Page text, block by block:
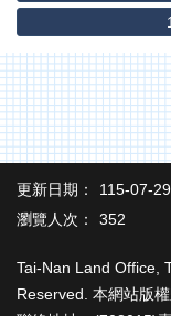
地
籍
圖
未
辦
繼
承
實
價
錄
更新日期：
115-07-29
瀏覽人次：
352
Tai-Nan Land
Reserved. 本網站版